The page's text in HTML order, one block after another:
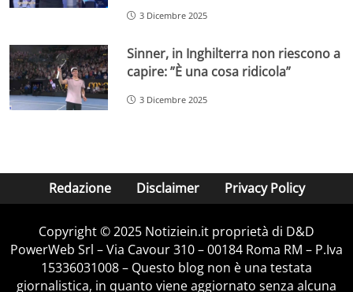
3 Dicembre 2025
Sinner, in Inghilterra non riescono a
capire: ”È una cosa ridicola”
3 Dicembre 2025
Redazione Disclaimer Privacy Policy
Copyright © 2025 Notiziein.it proprietà di D&D
PowerWeb Srl – Via Cavour 310 – 00184 Roma RM – P.Iva
15336031008 – Questo blog non è una testata
giornalistica, in quanto viene aggiornato senza alcuna